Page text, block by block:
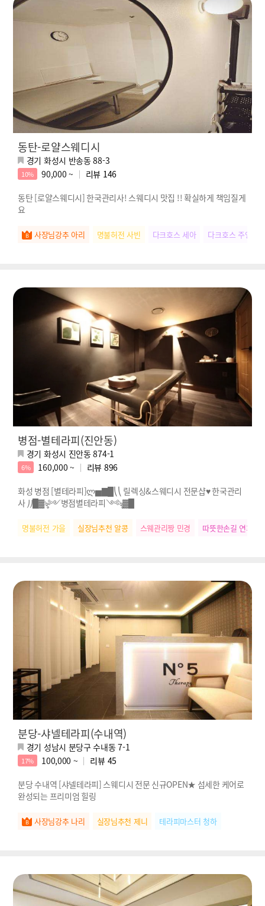
동탄-로얄스웨디시
경기 화성시 반송동 88-3
10% 90,000 ~ 리뷰 146
동탄 [로얄스웨디시] 한국관리사! 스웨디시 맛집 !! 확실하게 책임질게
요
사장님강추 아리 명불허전 사빈 다크호스 세아 다크호스 주영
병점-별테라피(진안동)
경기 화성시 진안동 874-1
6% 160,000 ~ 리뷰 896
화성 병점 [별테라피]ლ▅▇█⎝⎝ 릴렉싱&스웨디시 전문샵♥ 한국관리
사 ⎠⎠█▓ৡ༻병점별테라피༺ৡ▓█
명불허전 가을 실장님추천 알콩 스웨관리짱 민경 따뜻한손길 연희
분당-샤넬테라피(수내역)
경기 성남시 분당구 수내동 7-1
17% 100,000 ~ 리뷰 45
분당 수내역 [샤넬테라피] 스웨디시 전문 신규OPEN★ 섬세한 케어로
완성되는 프리미엄 힐링
사장님강추 나리 실장님추천 제니 테라피마스터 청하